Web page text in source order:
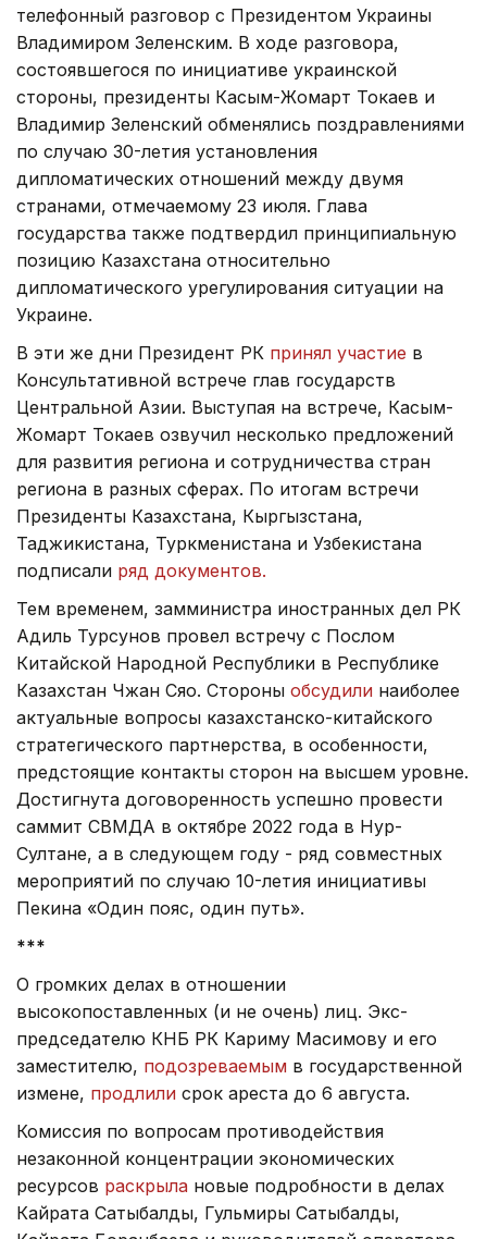
телефонный разговор с Президентом Украины
Владимиром Зеленским. В ходе разговора,
состоявшегося по инициативе украинской
стороны, президенты Касым-Жомарт Токаев и
Владимир Зеленский обменялись поздравлениями
по случаю 30-летия установления
дипломатических отношений между двумя
странами, отмечаемому 23 июля. Глава
государства также подтвердил принципиальную
позицию Казахстана относительно
дипломатического урегулирования ситуации на
Украине.
В эти же дни Президент РК принял участие в
Консультативной встрече глав государств
Центральной Азии. Выступая на встрече, Касым-
Жомарт Токаев озвучил несколько предложений
для развития региона и сотрудничества стран
региона в разных сферах. По итогам встречи
Президенты Казахстана, Кыргызстана,
Таджикистана, Туркменистана и Узбекистана
подписали ряд документов.
Тем временем, замминистра иностранных дел РК
Адиль Турсунов провел встречу с Послом
Китайской Народной Республики в Республике
Казахстан Чжан Сяо. Стороны обсудили наиболее
актуальные вопросы казахстанско-китайского
стратегического партнерства, в особенности,
предстоящие контакты сторон на высшем уровне.
Достигнута договоренность успешно провести
саммит СВМДА в октябре 2022 года в Нур-
Султане, а в следующем году - ряд совместных
мероприятий по случаю 10-летия инициативы
Пекина «Один пояс, один путь».
***
О громких делах в отношении
высокопоставленных (и не очень) лиц. Экс-
председателю КНБ РК Кариму Масимову и его
заместителю, подозреваемым в государственной
измене, продлили срок ареста до 6 августа.
Комиссия по вопросам противодействия
незаконной концентрации экономических
ресурсов раскрыла новые подробности в делах
Кайрата Сатыбалды, Гульмиры Сатыбалды,